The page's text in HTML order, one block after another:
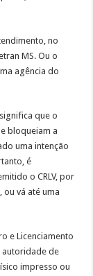
no
MS. Ou o
agência do
que o
bloqueiam a
uma intenção
é
o CRLV, por
vá até uma
e Licenciamento
autoridade de
impresso ou